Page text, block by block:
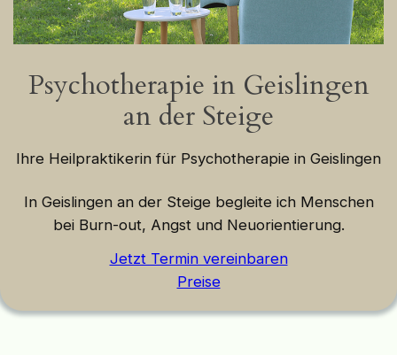
Psychotherapie in Geislingen
an der Steige
Ihre Heilpraktikerin für Psychotherapie in Geislingen
In Geislingen an der Steige begleite ich Menschen
bei Burn-out, Angst und Neuorientierung.
Jetzt Termin vereinbaren
Preise